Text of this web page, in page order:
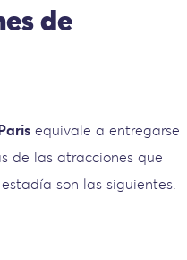
de
equivale a entregarse
de las atracciones que
son las siguientes.